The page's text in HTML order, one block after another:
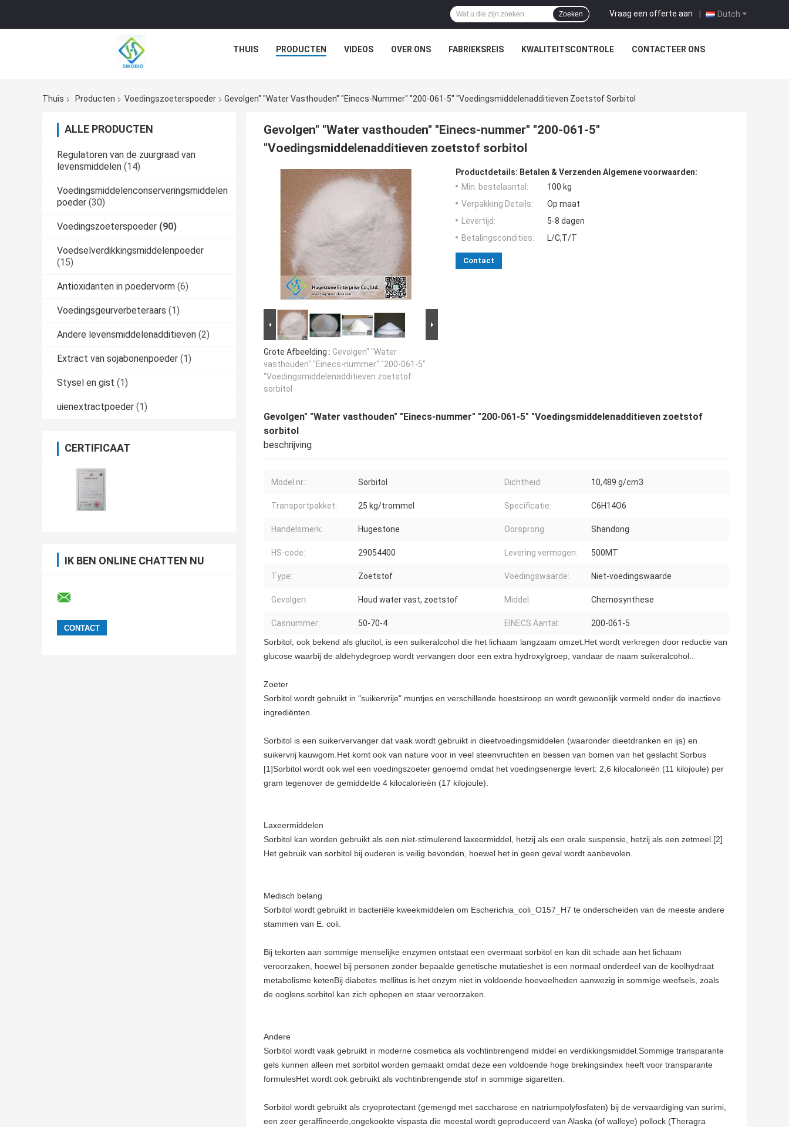
Dutch
Vraag een offerte aan |
Zoeken
THUIS PRODUCTEN VIDEOS OVER ONS FABRIEKSREIS KWALITEITSCONTROLE CONTACTEER ONS
Thuis Producten Voedingszoeterspoeder Gevolgen" "Water Vasthouden" "Einecs-Nummer" "200-061-5" "Voedingsmiddelenadditieven Zoetstof Sorbitol
ALLE PRODUCTEN
Regulatoren van de zuurgraad van
levensmiddelen (14)
Voedingsmiddelenconserveringsmiddelen
poeder (30)
Voedingszoeterspoeder (90)
Voedselverdikkingsmiddelenpoeder
(15)
Antioxidanten in poedervorm (6)
Voedingsgeurverbeteraars (1)
Andere levensmiddelenadditieven (2)
Extract van sojabonenpoeder (1)
Stysel en gist (1)
uienextractpoeder (1)
CERTIFICAAT
IK BEN ONLINE CHATTEN NU
Gevolgen" "Water vasthouden" "Einecs-nummer" "200-061-5"
"Voedingsmiddelenadditieven zoetstof sorbitol
Grote Afbeelding : Gevolgen" "Water
vasthouden" "Einecs-nummer" "200-061-5"
"Voedingsmiddelenadditieven zoetstof
sorbitol
Productdetails: Betalen & Verzenden Algemene voorwaarden:
Min. bestelaantal:
100 kg
Verpakking Details:
Op maat
Levertijd:
5-8 dagen
Betalingscondities:
L/C,T/T
Contact
Gevolgen" "Water vasthouden" "Einecs-nummer" "200-061-5" "Voedingsmiddelenadditieven zoetstof
sorbitol
beschrijving
Model nr.: Sorbitol Dichtheid: 10,489 g/cm3
Transportpakket: 25 kg/trommel Specificatie: C6H14O6
Handelsmerk: Hugestone Oorsprong: Shandong
HS-code: 29054400 Levering vermogen: 500MT
Type: Zoetstof Voedingswaarde: Niet-voedingswaarde
Gevolgen: Houd water vast, zoetstof Middel: Chemosynthese
Casnummer: 50-70-4 EINECS Aantal:
200-061-5
Sorbitol, ook bekend als glucitol, is een suikeralcohol die het lichaam langzaam omzet.Het wordt verkregen door reductie van
glucose waarbij de aldehydegroep wordt vervangen door een extra hydroxylgroep, vandaar de naam suikeralcohol..
Zoeter
Sorbitol wordt gebruikt in "suikervrije" muntjes en verschillende hoestsiroop en wordt gewoonlijk vermeld onder de inactieve
ingrediënten.
Sorbitol is een suikervervanger dat vaak wordt gebruikt in dieetvoedingsmiddelen (waaronder dieetdranken en ijs) en
suikervrij kauwgom.Het komt ook van nature voor in veel steenvruchten en bessen van bomen van het geslacht Sorbus
[1]Sorbitol wordt ook wel een voedingszoeter genoemd omdat het voedingsenergie levert: 2,6 kilocalorieën (11 kilojoule) per
gram tegenover de gemiddelde 4 kilocalorieën (17 kilojoule).
Laxeermiddelen
Sorbitol kan worden gebruikt als een niet-stimulerend laxeermiddel, hetzij als een orale suspensie, hetzij als een zetmeel.[2]
Het gebruik van sorbitol bij ouderen is veilig bevonden, hoewel het in geen geval wordt aanbevolen.
Medisch belang
Sorbitol wordt gebruikt in bacteriële kweekmiddelen om Escherichia_coli_O157_H7 te onderscheiden van de meeste andere
stammen van E. coli.
Bij tekorten aan sommige menselijke enzymen ontstaat een overmaat sorbitol en kan dit schade aan het lichaam
veroorzaken, hoewel bij personen zonder bepaalde genetische mutatieshet is een normaal onderdeel van de koolhydraat
metabolisme ketenBij diabetes mellitus is het enzym niet in voldoende hoeveelheden aanwezig in sommige weefsels, zoals
de ooglens.sorbitol kan zich ophopen en staar veroorzaken.
Andere
Sorbitol wordt vaak gebruikt in moderne cosmetica als vochtinbrengend middel en verdikkingsmiddel.Sommige transparante
gels kunnen alleen met sorbitol worden gemaakt omdat deze een voldoende hoge brekingsindex heeft voor transparante
formulesHet wordt ook gebruikt als vochtinbrengende stof in sommige sigaretten.
Sorbitol wordt gebruikt als cryoprotectant (gemengd met saccharose en natriumpolyfosfaten) bij de vervaardiging van surimi,
een zeer geraffineerde,ongekookte vispasta die meestal wordt geproduceerd van Alaska (of walleye) pollock (Theragra